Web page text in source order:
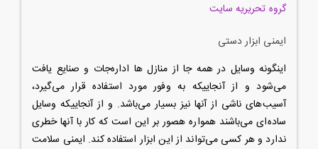
گروه تحریریه سایت
ایمنی ابزار دستی
اینگونه وسایل در همه جا از منازل ها اداره‌جات و صنایع یافت
می‌شود و از آنجاییکه به وفور مورد استفاده قرار می‌گیرد،
آسیب‌های ناشی از آنها نیز بسیار می‌باشد. و از آنجاییکه وسایل
ساده‌ای می‌باشند همواره هصور بر این است که کار با آنها خطری
ندارد و هر کسی می‌تواند از این ابزار استفاده کند. ایمنی سلامت